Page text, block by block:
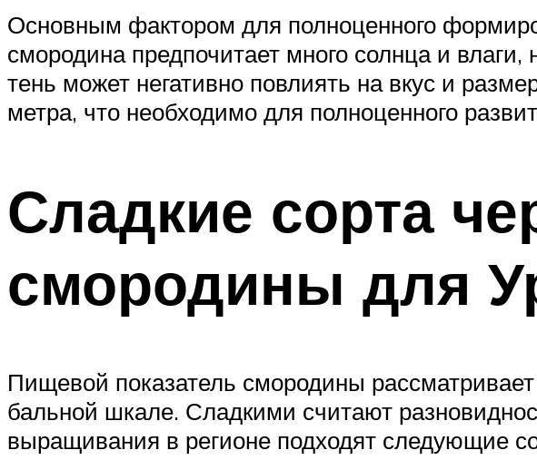
Основным фактором для полноценного
смородина предпочитает много солнца и
тень может негативно повлиять на вкус и
метра, что необходимо для полноценного
Сладкие сорта
смородины для
Пищевой показатель смородины
бальной шкале. Сладкими считают
выращивания в регионе подходят следующие